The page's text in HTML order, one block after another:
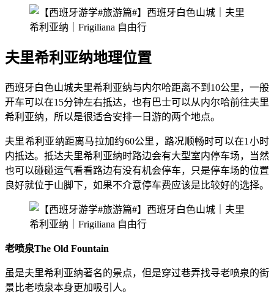
夫里希利亚纳地理位置
西班牙白色山城夫里希利亚纳与内尔哈距离不到10公里，一般
开车可以在15分钟左右抵达，也有巴士可以从内尔哈前往夫里
希利亚纳，所以是很适合安排一日游的两个地点。
夫里希利亚纳距离马拉加约60公里，路况顺畅时可以在1小时
内抵达。抵达夫里希利亚纳时路边会有大型室内停车场，当然
也可以碰碰运气看看路边有没有机会停车，只是停车场的位置
良好就位于山脚下，如果不介意停车费应该是比较好的选择。
老喷泉The Old Fountain
虽是夫里希利亚纳著名的景点，但是穿过巷弄找寻老喷泉的街
景比老喷泉本身更加吸引人。